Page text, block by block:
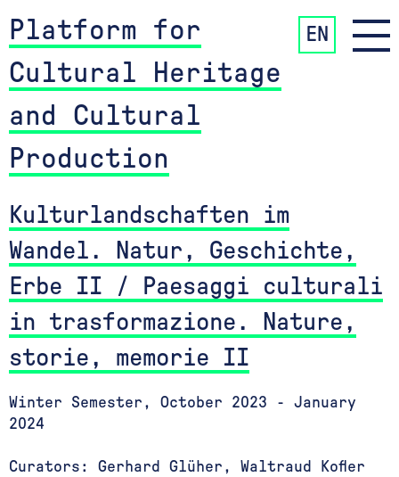
Platform for
Cultural Heritage
and Cultural
Production
EN
Kulturlandschaften im
Wandel. Natur, Geschichte,
Erbe II / Paesaggi culturali
in trasformazione. Nature,
storie, memorie II
Winter Semester, October 2023 - January
2024
Curators: Gerhard Glüher, Waltraud Kofler